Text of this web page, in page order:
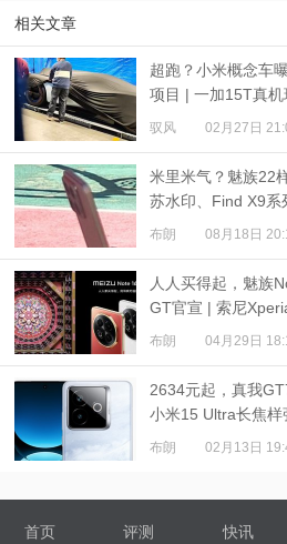
相关文章
超跑？小米概念车
项目 | 一加15T真机
驭风 02月27日
米里米气？魅族22
苏水印、Find X9
发布
布朗 08月18日
人人买得起，魅族
GT官宣 | 索尼
布朗 04月29日
2634元起，真我
小米15 Ultra长焦
布朗 02月13日
首页 评测 快讯